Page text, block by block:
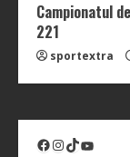
Campionatul
221
sportextra
Facebook
Instagram
TikTokYouTube